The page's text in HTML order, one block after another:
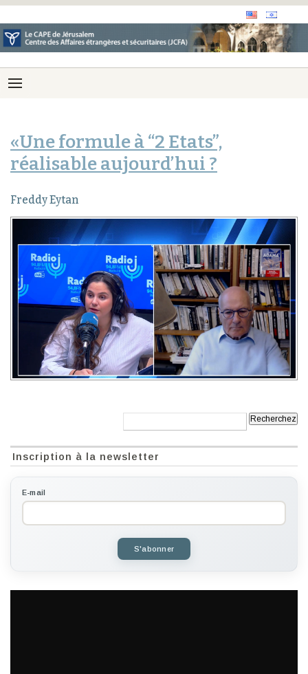
«Une formule à “2 Etats”,
réalisable aujourd’hui ?
Freddy Eytan
Inscription à la newsletter
E-mail
S'abonner